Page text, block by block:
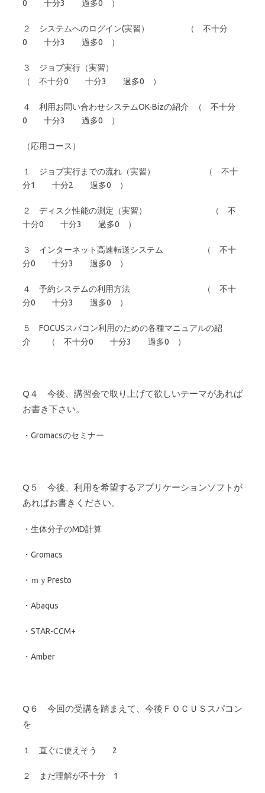
0 十分3 過多0 ）
２ システムへのログイン(実習） （ 不十分
0 十分3 過多0 ）
３ ジョブ実行（実習）
（ 不十分0 十分3 過多0 ）
４ 利用お問い合わせシステムOK-Bizの紹介 （ 不十分
0 十分3 過多0 ）
（応用コース）
１ ジョブ実行までの流れ（実習） （ 不十
分1 十分2 過多0 ）
２ ディスク性能の測定（実習） （ 不
十分0 十分3 過多0 ）
３ インターネット高速転送システム （ 不十
分0 十分3 過多0 ）
４ 予約システムの利用方法 （ 不十
分0 十分3 過多0 ）
５ FOCUSスパコン利用のための各種マニュアルの紹
介 （ 不十分0 十分3 過多0 ）
Q４ 今後、講習会で取り上げて欲しいテーマがあれば
お書き下さい。
・Gromacsのセミナー
Q５ 今後、利用を希望するアプリケーションソフトが
あればお書きください。
・生体分子のMD計算
・Gromacs
・ｍｙPresto
・Abaqus
・STAR-CCM+
・Amber
Q６ 今回の受講を踏まえて、今後ＦＯＣＵＳスパコン
を
１ 直ぐに使えそう 2
２ まだ理解が不十分 1